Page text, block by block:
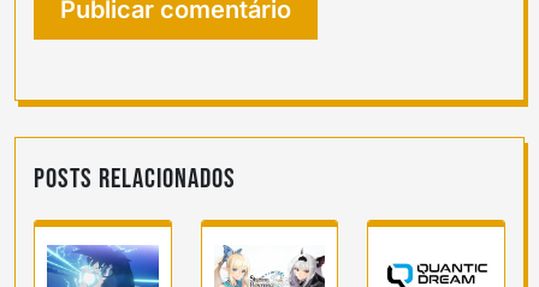
Posts Relacionados